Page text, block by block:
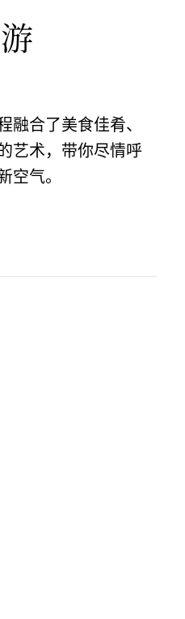
融合了美食佳肴、
艺术，带你尽情呼
空气。